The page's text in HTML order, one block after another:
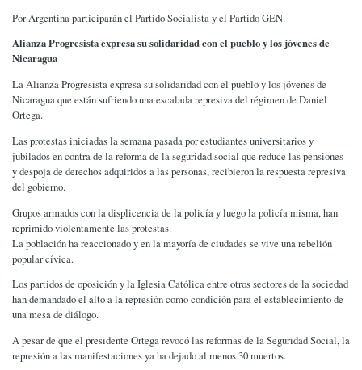
Por Argentina participarán el Partido Socialista y el Partido GEN.
Alianza Progresista expresa su solidaridad con el pueblo y los jóvenes de
Nicaragua
La Alianza Progresista expresa su solidaridad con el pueblo y los jóvenes de
Nicaragua que están sufriendo una escalada represiva del régimen de Daniel
Ortega.
Las protestas iniciadas la semana pasada por estudiantes universitarios y
jubilados en contra de la reforma de la seguridad social que reduce las pensiones
y despoja de derechos adquiridos a las personas, recibieron la respuesta represiva
del gobierno.
Grupos armados con la displicencia de la policía y luego la policía misma, han
reprimido violentamente las protestas.
La población ha reaccionado y en la mayoría de ciudades se vive una rebelión
popular cívica.
Los partidos de oposición y la Iglesia Católica entre otros sectores de la sociedad
han demandado el alto a la represión como condición para el establecimiento de
una mesa de diálogo.
A pesar de que el presidente Ortega revocó las reformas de la Seguridad Social, la
represión a las manifestaciones ya ha dejado al menos 30 muertos.